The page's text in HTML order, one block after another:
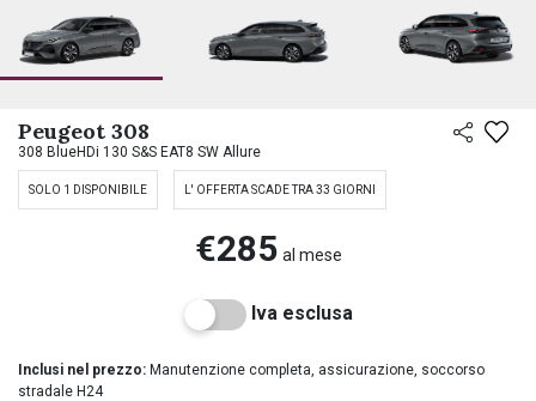
Peugeot 308
308 BlueHDi 130 S&S EAT8 SW Allure
SOLO 1 DISPONIBILE L' OFFERTA SCADE TRA 33 GIORNI
€285 al mese
Iva esclusa
Inclusi nel prezzo: Manutenzione completa, assicurazione, soccorso
stradale H24
VALUTA E VENDI